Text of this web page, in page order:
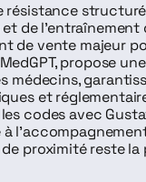
de l'entraînement
de vente majeur
propose une
médecins,
et
codes avec
proximité reste la